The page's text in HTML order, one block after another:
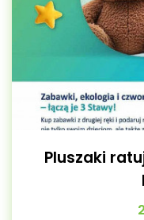
Pluszaki